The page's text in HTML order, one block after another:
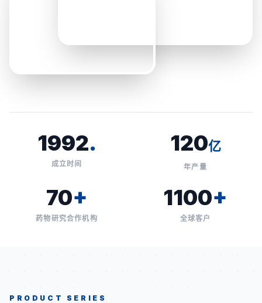
1992.
成立时间
120亿
年产量
70+
药物研究合作机构
1100+
全球客户
PRODUCT SERIES